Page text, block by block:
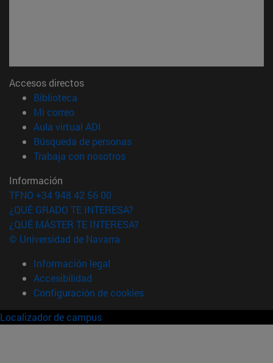
Accesos directos
Biblioteca
Mi correo(abre en nueva ventana)
Aula virtual ADI
Búsqueda de personas(abre en nueva ventana)
Trabaja con nosotros(abre en nueva ventana)
Información
TFNO +34 948 42 56 00
¿QUÉ GRADO TE INTERESA?
¿QUÉ MÁSTER TE INTERESA?
© Universidad de Navarra
Información legal
Accesibilidad
Configuración de cookies
Localizador de campus